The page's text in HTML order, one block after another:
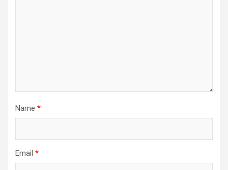
Name *
Email *